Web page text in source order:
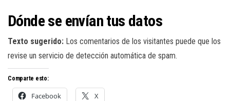
Dónde se envían tus datos
Texto sugerido: Los comentarios de los visitantes puede que los
revise un servicio de detección automática de spam.
Comparte esto:
Facebook X